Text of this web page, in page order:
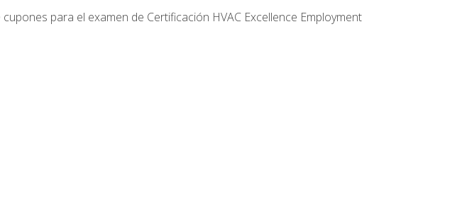
para el examen de Certificación HVAC Excellence Employment